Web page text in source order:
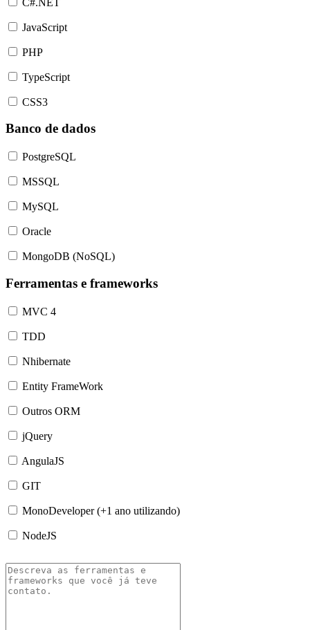
JavaScript
PHP
TypeScript
CSS3
Banco de dados
PostgreSQL
MSSQL
MySQL
Oracle
MongoDB (NoSQL)
Ferramentas e frameworks
MVC 4
TDD
Nhibernate
Entity FrameWork
Outros ORM
jQuery
AngulaJS
GIT
MonoDeveloper (+1 ano utilizando)
NodeJS